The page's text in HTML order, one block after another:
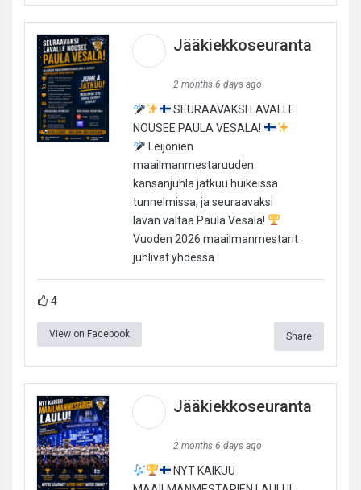
Jääkiekkoseuranta
2 months 6 days ago
SEURAAVAKSI LAVALLE
NOUSEE PAULA VESALA!
Leijonien
maailmanmestaruuden
kansanjuhla jatkuu huikeissa
tunnelmissa, ja seuraavaksi
lavan valtaa Paula Vesala!
Vuoden 2026 maailmanmestarit
juhlivat yhdessä
4
View on Facebook Share
Jääkiekkoseuranta
2 months 6 days ago
NYT KAIKUU